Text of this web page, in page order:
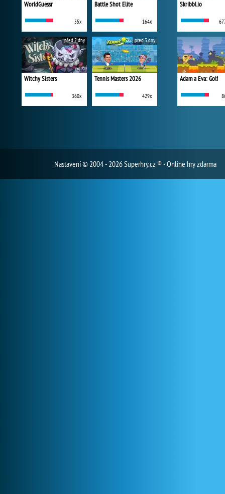
WorldGuessr
55x
Battle Shot Elite
164x
Witchy Sisters
360x
před 2 dny
Tennis Masters 2026
429x
před 3 dny
Skribbl.io
Adam a Eva: Golf
Nastavení© 2004 - 2026 Superhry.cz ® - Online hry zdarma